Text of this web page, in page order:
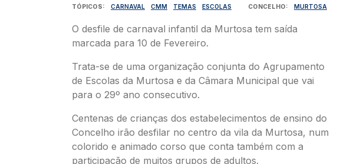
TÓPICOS CARNAVAL CMM TEMAS ESCOLAS CONCELHO MURTOSA
O desfile de carnaval infantil da Murtosa tem saída
marcada para 10 de Fevereiro.
Trata-se de uma organização conjunta do Agrupamento
de Escolas da Murtosa e da Câmara Municipal que vai
para o 29º ano consecutivo.
Centenas de crianças dos estabelecimentos de ensino do
Concelho irão desfilar no centro da vila da Murtosa, num
colorido e animado corso que conta também com a
participação de muitos grupos de adultos.